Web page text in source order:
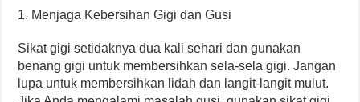
1. Menjaga Kebersihan Gigi dan Gusi
Sikat gigi setidaknya dua kali sehari dan gunakan
benang gigi untuk membersihkan sela-sela gigi. Jangan
lupa untuk membersihkan lidah dan langit-langit mulut.